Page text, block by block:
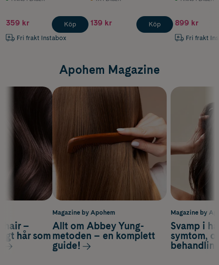
359 kr
Fri frakt Instabox
Köp 139 kr Köp 899 kr
Fri frakt
Apohem Magazine
Magazine by
Svamp i
symtom,
hair –
hår som
Magazine by Apohem
Allt om Abbey Yung-
metoden – en komplett
guide!